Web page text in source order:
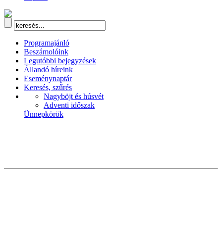
Programajánló
Beszámolóink
Legutóbbi bejegyzések
Állandó híreink
Eseménynaptár
Keresés, szűrés
Nagyböjt és húsvét
Adventi időszak
Ünnepkörök